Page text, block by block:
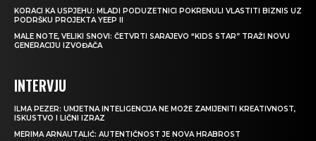
KORACI KA USPJEHU: MLADI PODUZETNICI POKRENULI VLASTITI BIZNIS UZ
PODRŠKU PROJEKTA YEEP II
MALE NOTE, VELIKI SNOVI: ČETVRTI SARAJEVO “KIDS STAR” TRAŽI NOVU
GENERACIJU IZVOĐAČA
INTERVJU
ILMA PEZER: UMJETNA INTELIGENCIJA NE MOŽE ZAMIJENITI KREATIVNOST,
ISKUSTVO I LIČNI IZRAZ
MERIMA ARNAUTALIĆ: AUTENTIČNOST JE NOVA HRABROST